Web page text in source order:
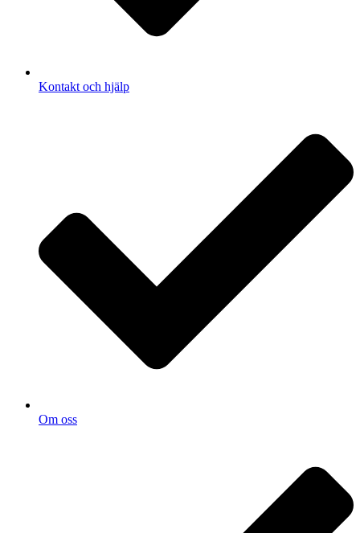
Kontakt och hjälp
Om oss